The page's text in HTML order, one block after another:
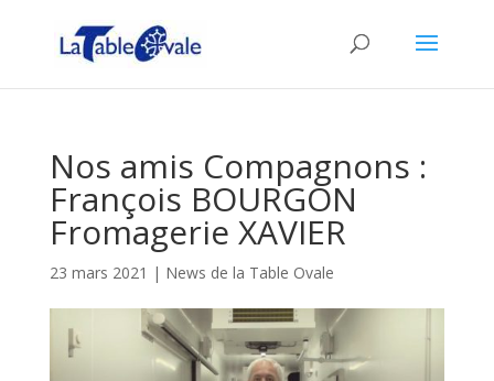
Nos amis Compagnons :
François BOURGON
Fromagerie XAVIER
23 mars 2021 | News de la Table Ovale